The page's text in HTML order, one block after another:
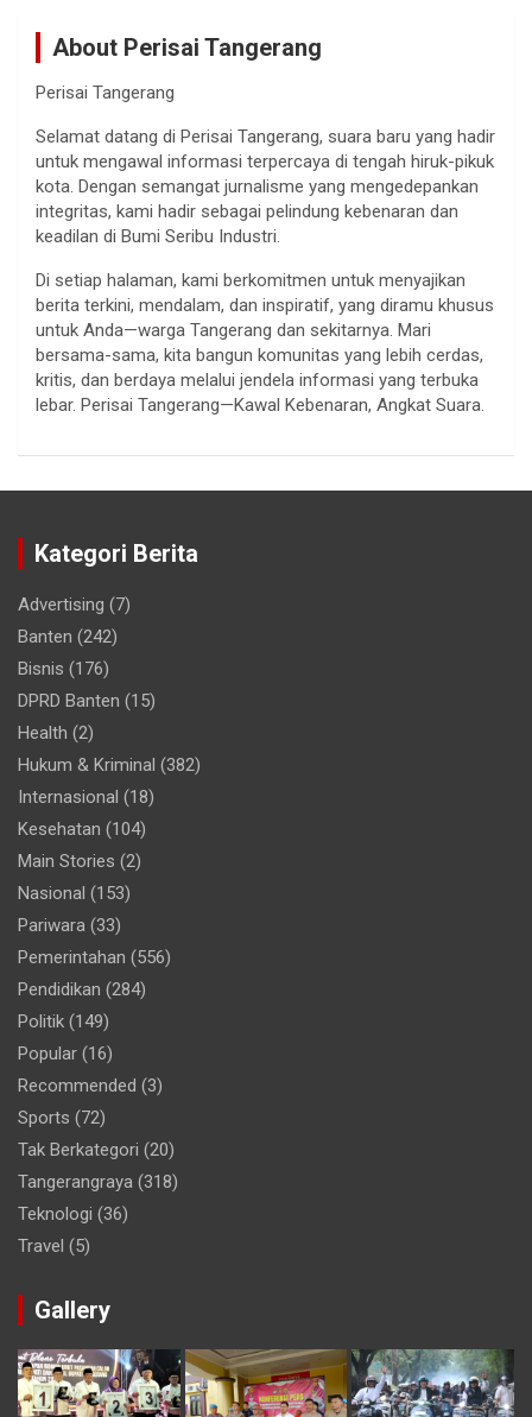
About Perisai Tangerang
Perisai Tangerang
Selamat datang di Perisai Tangerang, suara baru yang hadir
untuk mengawal informasi terpercaya di tengah hiruk-pikuk
kota. Dengan semangat jurnalisme yang mengedepankan
integritas, kami hadir sebagai pelindung kebenaran dan
keadilan di Bumi Seribu Industri.
Di setiap halaman, kami berkomitmen untuk menyajikan
berita terkini, mendalam, dan inspiratif, yang diramu khusus
untuk Anda—warga Tangerang dan sekitarnya. Mari
bersama-sama, kita bangun komunitas yang lebih cerdas,
kritis, dan berdaya melalui jendela informasi yang terbuka
lebar. Perisai Tangerang—Kawal Kebenaran, Angkat Suara.
Kategori Berita
Advertising (7)
Banten (242)
Bisnis (176)
DPRD Banten (15)
Health (2)
Hukum & Kriminal (382)
Internasional (18)
Kesehatan (104)
Main Stories (2)
Nasional (153)
Pariwara (33)
Pemerintahan (556)
Pendidikan (284)
Politik (149)
Popular (16)
Recommended (3)
Sports (72)
Tak Berkategori (20)
Tangerangraya (318)
Teknologi (36)
Travel (5)
Gallery